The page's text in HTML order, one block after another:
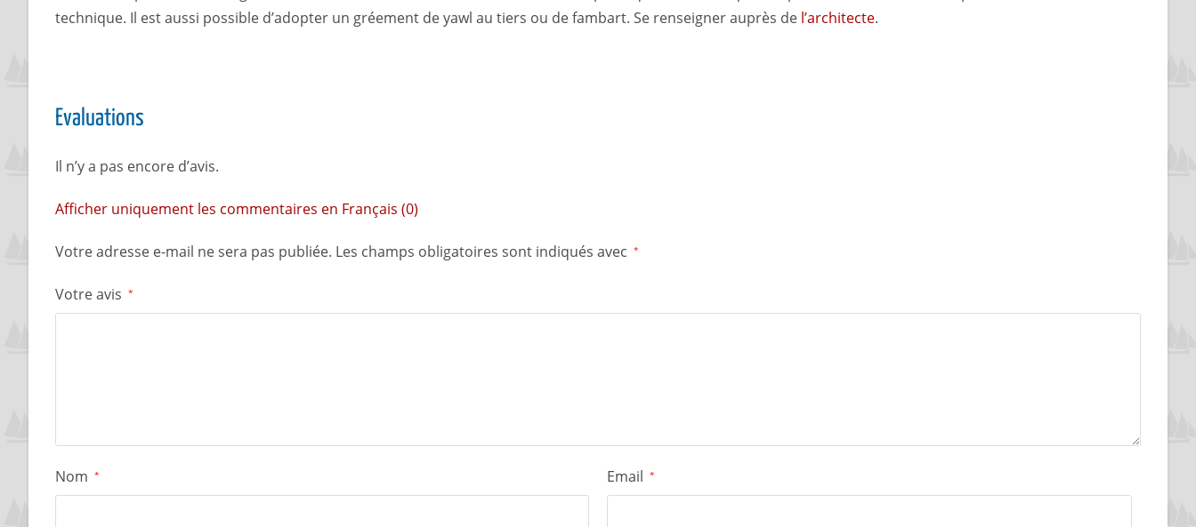
technique. Il est aussi possible d’adopter un gréement de yawl au tiers ou de fambart. Se renseigner auprès de l’architecte.
Evaluations
Il n’y a pas encore d’avis.
Afficher uniquement les commentaires en Français (0)
Votre adresse e-mail ne sera pas publiée. Les champs obligatoires sont indiqués avec *
Votre avis *
Nom * Email *